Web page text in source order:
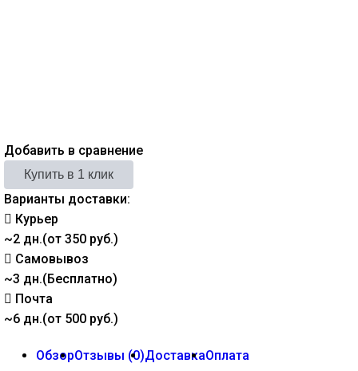
Добавить в сравнение
Варианты доставки:
Курьер
~2 дн.(от 350 руб.)
Самовывоз
~3 дн.(Бесплатно)
Почта
~6 дн.(от 500 руб.)
ОбзорОтзывы (0)ДоставкаОплата